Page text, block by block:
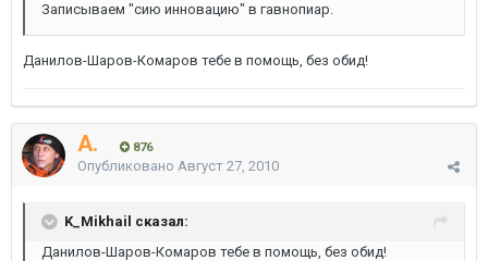
Записываем "сию инновацию" в гавнопиар.
Данилов-Шаров-Комаров тебе в помощь, без обид!
A. 876
Опубликовано Август 27, 2010
K_Mikhail сказал:
Данилов-Шаров-Комаров тебе в помощь, без обид!